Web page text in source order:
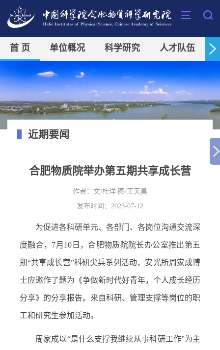
首 页 单位概况 科学研究 人才队伍
近期要闻
合肥物质院举办第五期共享成长营
作者： 文/杜洋 图/王天昊
发布时间：2023-07-12
为促进各科研单元、各部门、各岗位沟通交流深
度融合， 7月 10 日，合肥物质院院长办公室推出第五
期“共享成长营”科研尖兵系列活动，安光所周家成博
士应邀作了题为《争做新时代好青年，个人成长经历
分享》的分享报告。来自科研、管理支撑等岗位的职
工和研究生参加活动。
周家成以“是什么支撑我继续从事科研工作”为主